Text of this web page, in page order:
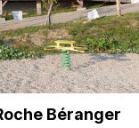
Béranger